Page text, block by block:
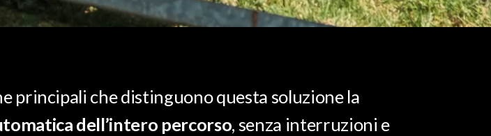
principali che distinguono questa soluzione la
dell’intero percorso, senza interruzioni e